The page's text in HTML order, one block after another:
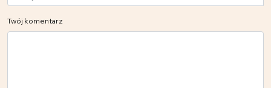
Twój komentarz